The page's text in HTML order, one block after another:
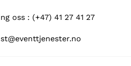
oss : (+47) 41 27 41 27